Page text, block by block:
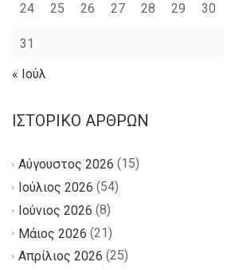
24 25 26 27 28 29 30
31
« Ιούλ
ΙΣΤΟΡΙΚΌ ΆΡΘΡΩΝ
Αύγουστος 2026 (15)
Ιούλιος 2026 (54)
Ιούνιος 2026 (8)
Μάιος 2026 (21)
Απρίλιος 2026 (25)